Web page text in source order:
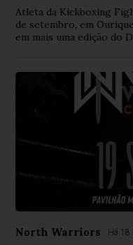
Atleta da Kickboxing
de setembro, em
em mais uma edição do
North Warriors Há 18